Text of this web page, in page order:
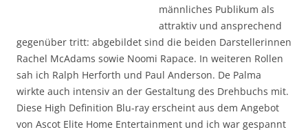
männliches Publikum als
attraktiv und ansprechend
gegenüber tritt: abgebildet sind die beiden Darstellerinnen
Rachel McAdams sowie Noomi Rapace. In weiteren Rollen
sah ich Ralph Herforth und Paul Anderson. De Palma
wirkte auch intensiv an der Gestaltung des Drehbuchs mit.
Diese High Definition Blu-ray erscheint aus dem Angebot
von Ascot Elite Home Entertainment und ich war gespannt